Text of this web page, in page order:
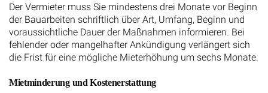
Der Vermieter muss Sie mindestens drei Monate vor Beginn
der Bauarbeiten schriftlich über Art, Umfang, Beginn und
voraussichtliche Dauer der Maßnahmen informieren. Bei
fehlender oder mangelhafter Ankündigung verlängert sich
die Frist für eine mögliche Mieterhöhung um sechs Monate.
Mietminderung und Kostenerstattung